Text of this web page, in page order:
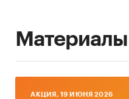
AКЦИЯ, 19 ИЮНЯ 2026